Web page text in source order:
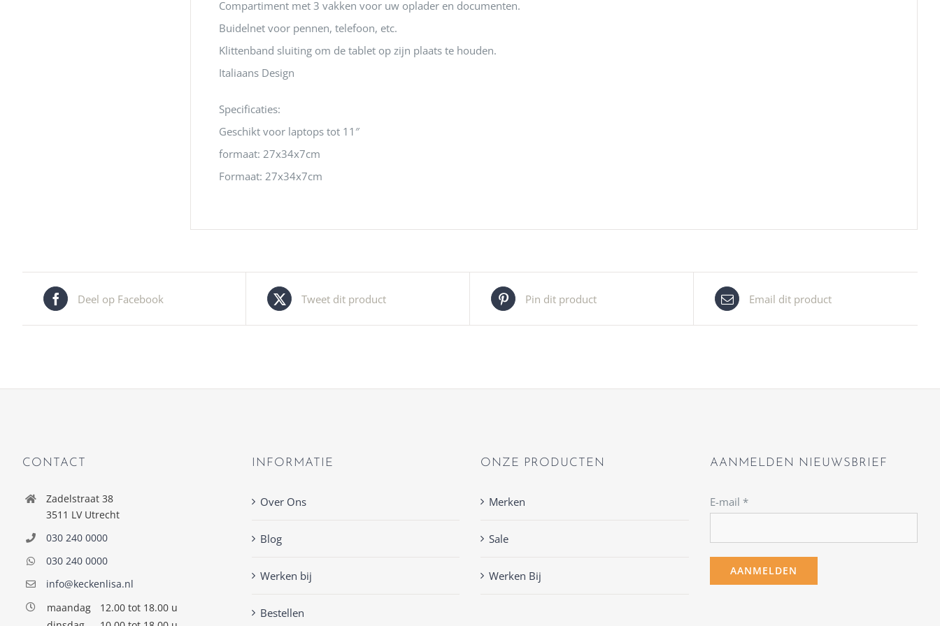
Compartiment met 3 vakken voor uw oplader en documenten.
Buidelnet voor pennen, telefoon, etc.
Klittenband sluiting om de tablet op zijn plaats te houden.
Italiaans Design
Specificaties:
Geschikt voor laptops tot 11″
formaat: 27x34x7cm
Formaat: 27x34x7cm
Deel op Facebook Tweet dit product Pin dit product Email dit product
CONTACT
Zadelstraat 38
3511 LV Utrecht
030 240 0000
030 240 0000
info@keckenlisa.nl
maandag
12.00 tot 18.00 u
INFORMATIE
Over Ons
Blog
Werken bij
Bestellen
ONZE PRODUCTEN
Merken
Sale
Werken Bij
AANMELDEN NIEUWSBRIEF
E-mail *